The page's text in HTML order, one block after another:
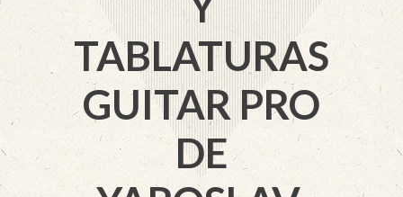
TABLATURAS
GUITAR PRO
DE